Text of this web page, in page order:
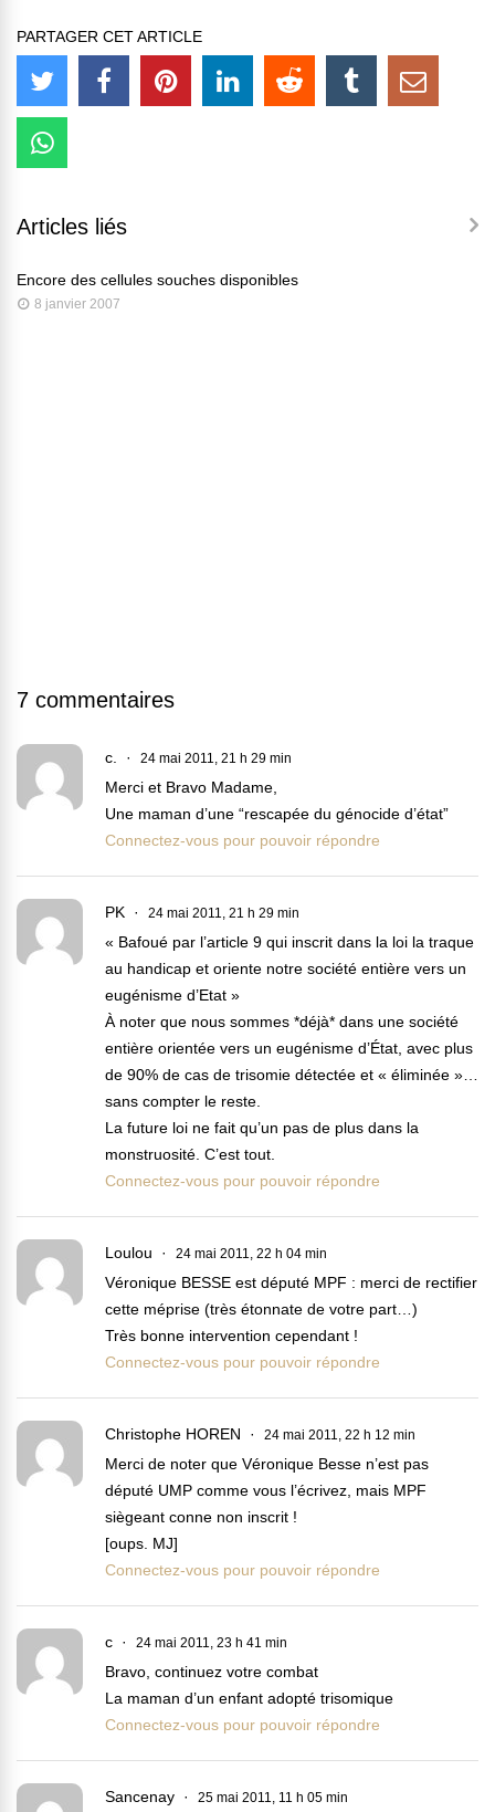
PARTAGER CET ARTICLE
Articles liés
Encore des cellules souches disponibles
8 janvier 2007
7 commentaires
c. 24 mai 2011, 21 h 29 min
Merci et Bravo Madame,
Une maman d’une “rescapée du génocide d’état”
Connectez-vous pour pouvoir répondre
PK 24 mai 2011, 21 h 29 min
« Bafoué par l’article 9 qui inscrit dans la loi la traque
au handicap et oriente notre société entière vers un
eugénisme d’Etat »
À noter que nous sommes *déjà* dans une société
entière orientée vers un eugénisme d’État, avec plus
de 90% de cas de trisomie détectée et « éliminée »…
sans compter le reste.
La future loi ne fait qu’un pas de plus dans la
monstruosité. C’est tout.
Connectez-vous pour pouvoir répondre
Loulou 24 mai 2011, 22 h 04 min
Véronique BESSE est député MPF : merci de rectifier
cette méprise (très étonnate de votre part…)
Très bonne intervention cependant !
Connectez-vous pour pouvoir répondre
Christophe HOREN 24 mai 2011, 22 h 12 min
Merci de noter que Véronique Besse n’est pas
député UMP comme vous l’écrivez, mais MPF
siègeant conne non inscrit !
[oups. MJ]
Connectez-vous pour pouvoir répondre
c 24 mai 2011, 23 h 41 min
Bravo, continuez votre combat
La maman d’un enfant adopté trisomique
Connectez-vous pour pouvoir répondre
Sancenay 25 mai 2011, 11 h 05 min